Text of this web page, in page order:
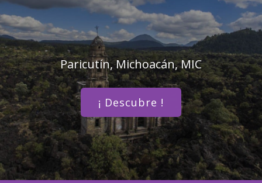
Paricutín, Michoacán, MIC
¡ Descubre !